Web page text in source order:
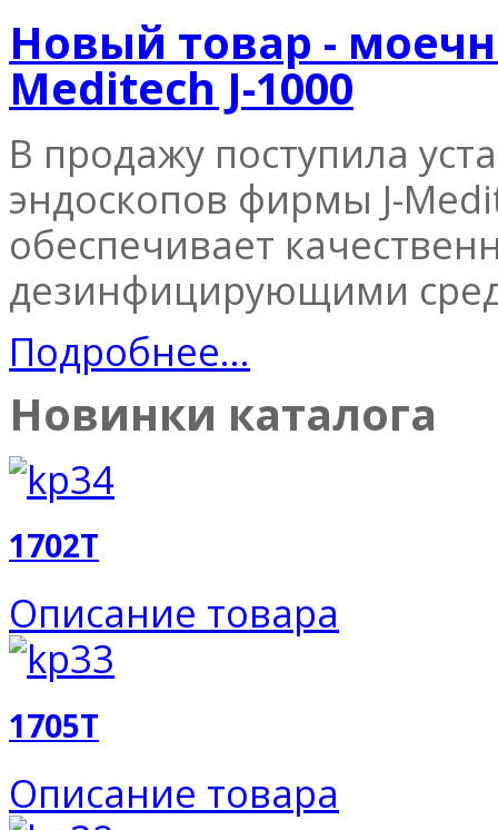
Новый товар -
Meditech J-1000
В продажу поступила
эндоскопов фирмы J-
обеспечивает
дезинфицирующими
Подробнее...
Новинки каталога
1702T
Описание товара
1705T
Описание товара